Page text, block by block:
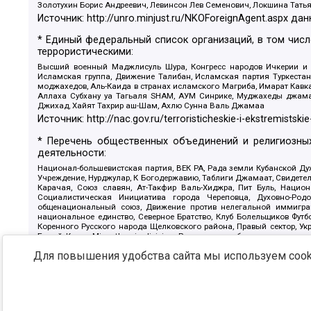
Золотухин Борис Андреевич, Левинсон Лев Семенович, Локшина
Источник: http://unro.minjust.ru/NKOForeignAgent.aspx
* Единый федеральный список организаций, в том
террористическими:
Высший военный Маджлисуль Шура, Конгресс народов Ичкерии и
Исламская группа, Движение Талибан, Исламская партия
моджахедов, Аль-Каида в странах исламского Магриба, Имарат
Аллаха Субхану уа Тагьаля SHAM, АУМ Синрике, Муджахеды
Джихад, Хайят Тахрир аш-Шам, Ахлю Сунна Валь Джамаа
Источник:http://nac.gov.ru/terroristicheskie-i-
* Перечень общественных объединений и
деятельности:
Национал-большевистская партия, ВЕК РА, Рада земли Кубанской
Учреждение, Нурджулар, К Богодержавию, Таблиги Джамаат,
Карачая, Союз славян, Ат-Такфир Валь-Хиджра, Пит Буль,
Социалистическая Инициатива города Череповца, Духовно-
общенациональный союз, Движение против нелегальной
национальное единство, Северное Братство, Клуб Болельщиков
Коренного Русского народа Щелковского района, Правый сектор,
Белый Крест, Misanthropic division, Религиозное объединение
Артподготовка, Штольц, В честь иконы Божией Матери Державная,
Крю, Союз Славянских Сил Руси, Алля-Аят, Благотворительный
Для повышения удобства сайта мы используем